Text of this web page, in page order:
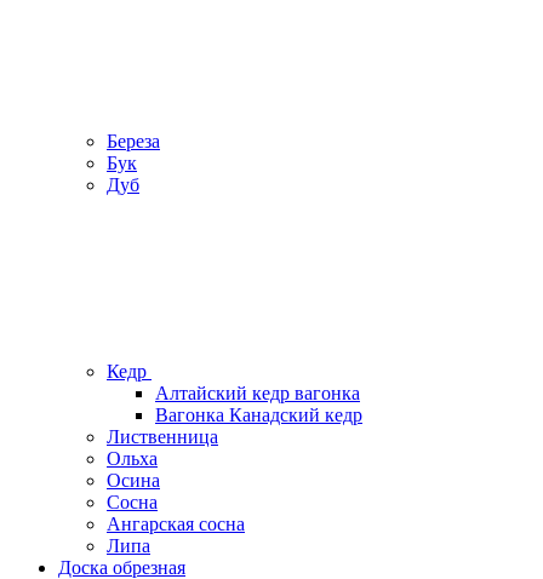
Береза
Бук
Дуб
Кедр
Алтайский кедр вагонка
Вагонка Канадский кедр
Лиственница
Ольха
Осина
Сосна
Ангарская сосна
Липа
Доска обрезная